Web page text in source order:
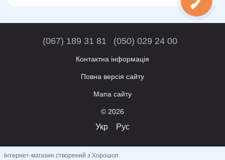
(067) 189 31 81 (050) 029 24 00
Контактна інформація
Повна версія сайту
Мапа сайту
© 2026
Укр Рус
Інтернет-магазин створений з Хорошоп